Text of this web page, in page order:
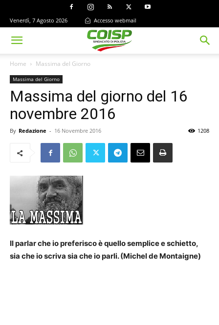
Venerdì, 7 Agosto 2026 Accesso webmail
Home Massima del Giorno
Massima del Giorno
Massima del giorno del 16
novembre 2016
By Redazione - 16 Novembre 2016 1208
Il parlar che io preferisco è quello semplice e schietto,
sia che io scriva sia che io parli. (Michel de Montaigne)